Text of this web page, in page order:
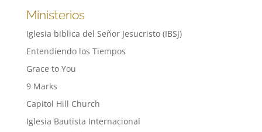
Ministerios
Iglesia biblica del Señor Jesucristo (IBSJ)
Entendiendo los Tiempos
Grace to You
9 Marks
Capitol Hill Church
Iglesia Bautista Internacional